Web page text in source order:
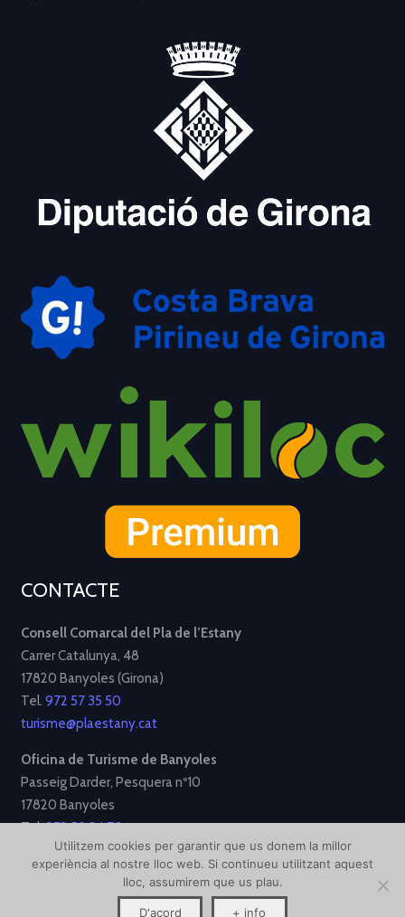
CONTACTE
Consell Comarcal del Pla de l’Estany
Carrer Catalunya, 48
17820 Banyoles (Girona)
Tel. 972 57 35 50
turisme@plaestany.cat
Oficina de Turisme de Banyoles
Passeig Darder, Pesquera nº10
17820 Banyoles
Tel.972 58 34 70
turisme@ajbanyoles.org
[Política de Privacitat][Política de Cookies]
Utilitzem cookies per garantir que us donem la millor
experiència al nostre lloc web. Si continueu utilitzant aquest
lloc, assumirem que us plau.
D'acord + info